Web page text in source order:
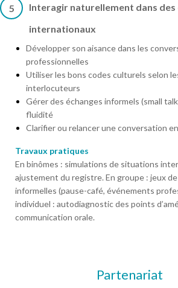
5
Interagir naturellement dans des
internationaux
Développer son aisance dans les
professionnelles
Utiliser les bons codes culturels selon
interlocuteurs
Gérer des échanges informels (small
fluidité
Clarifier ou relancer une conversation
Travaux pratiques
En binômes : simulations de situations
ajustement du registre. En groupe : jeux
informelles (pause-café, événements
individuel : autodiagnostic des points
communication orale.
Partenariat